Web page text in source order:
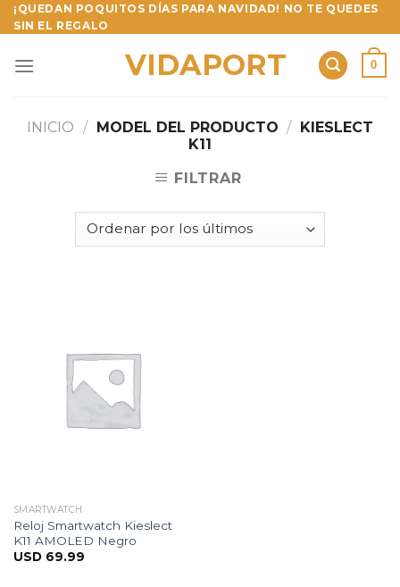
Skip
to
¡QUEDAN POQUITOS DÍAS PARA NAVIDAD! NO TE QUEDES
SIN EL REGALO
VIDAPORT 0
INICIO / MODEL DEL PRODUCTO / KIESLECT
K11
FILTRAR
SMARTWATCH
Reloj Smartwatch Kieslect
K11 AMOLED Negro
USD 69.99